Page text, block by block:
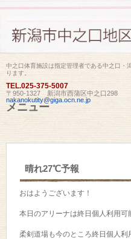
中之口体育施設は指定管理者である中之口・
ります。
TEL.025-375-5007
〒950-1327 新潟市西蒲区中之口298
nakanokutity@giga.ocn.ne.jp
メニュー
晴れ27℃予報
おはようございます！
本日のアリーナは終日個人利用可
柔剣道場も今のところ終日個人利